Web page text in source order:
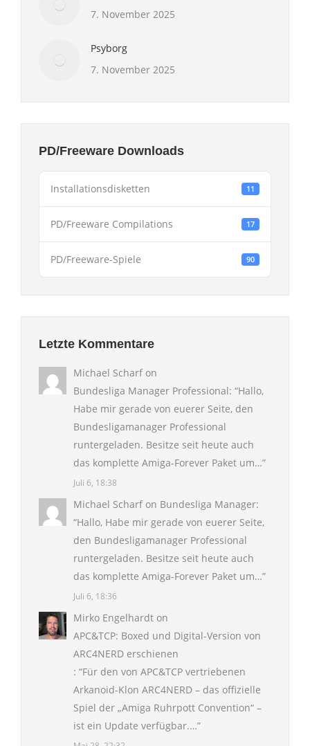
7. November 2025
Psyborg
7. November 2025
PD/Freeware Downloads
Installationsdisketten 11
PD/Freeware Compilations 17
PD/Freeware-Spiele 90
Letzte Kommentare
Michael Scharf on
Bundesliga Manager Professional: “Hallo,
Habe mir gerade von euerer Seite, den
Bundesligamanager Professional
runtergeladen. Besitze seit heute auch
das komplette Amiga-Forever Paket um…”
Juli 6, 18:38
Michael Scharf on Bundesliga Manager:
“Hallo, Habe mir gerade von euerer Seite,
den Bundesligamanager Professional
runtergeladen. Besitze seit heute auch
das komplette Amiga-Forever Paket um…”
Juli 6, 18:36
Mirko Engelhardt on
APC&TCP: Boxed und Digital-Version von
ARC4NERD erschienen
: “Für den von APC&TCP vertriebenen
Arkanoid-Klon ARC4NERD – das offizielle
Spiel der „Amiga Ruhrpott Convention“ –
ist ein Update verfügbar.…”